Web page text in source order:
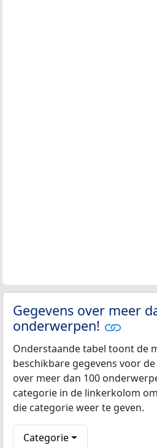
Gegevens over meer
onderwerpen!
Onderstaande tabel toont de
beschikbare gegevens voor
over meer dan 100
categorie in de linkerkolom
die categorie weer te geven.
Categorie